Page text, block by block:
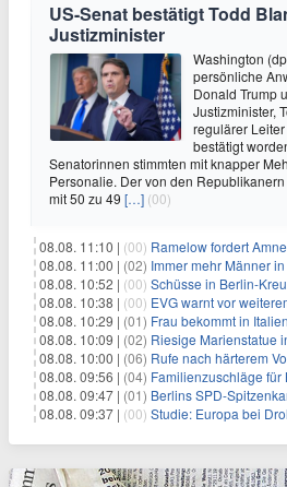
US-Senat bestätigt Todd
Justizminister
Washington
persönliche
Donald Trump
Justizminister,
regulärer
bestätigt
Senatorinnen stimmten mit knapper
Personalie. Der von den
mit 50 zu 49 […] (00)
08.08. 11:10 | (00) Ramelow fordert
08.08. 11:00 | (02) Immer mehr Männer in
08.08. 10:52 | (00) Schüsse in Berlin-
08.08. 10:38 | (00) EVG warnt vor
08.08. 10:29 | (01) Frau bekommt in
08.08. 10:09 | (02) Riesige Marienstatue
08.08. 10:00 | (06) Rufe nach härterem
08.08. 09:56 | (04) Familienzuschläge
08.08. 09:47 | (01) Berlins SPD-
08.08. 09:37 | (00) Studie: Europa bei